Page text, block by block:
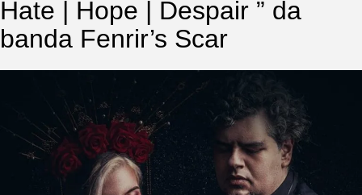
Hate | Hope | Despair ” da
banda Fenrir’s Scar